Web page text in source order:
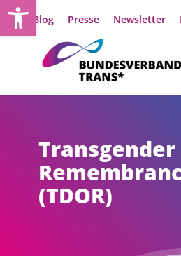
Zum
Inhalt
Blog Presse Newsletter
Transgender
(TDOR)